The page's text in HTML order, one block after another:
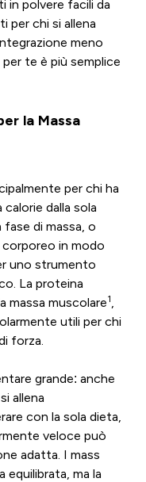
in polvere facili da
per chi si allena
meno
te è più semplice
la Massa
per chi ha
dalla sola
di massa, o
corporeo in modo
uno strumento
La proteina
massa muscolare1
utili per chi
forza.
grande: anche
allena
con la sola dieta,
veloce può
adatta. I mass
ma la